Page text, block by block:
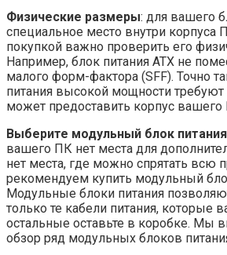
Физические размеры: для вашего
специальное место внутри корпуса
покупкой важно проверить его
Например, блок питания ATX не
малого форм-фактора (SFF). Точно
питания высокой мощности
может предоставить корпус вашего
Выберите модульный блок питания
вашего ПК нет места для
нет места, где можно спрятать всю
рекомендуем купить модульный
Модульные блоки питания
только те кабели питания, которые
остальные оставьте в коробке. Мы
обзор ряд модульных блоков